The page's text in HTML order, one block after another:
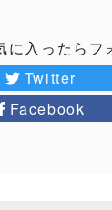
に入ったらフ
Twitter
Facebook